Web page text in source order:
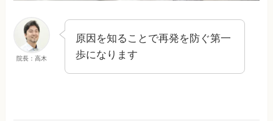
院長：高木
原因を知ることで再発を防ぐ第一
歩になります